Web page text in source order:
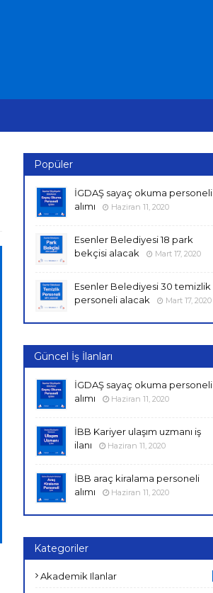
Popüler
İGDAŞ sayaç okuma personeli
alımı
Haziran 11, 2020
Esenler Belediyesi 18 park
bekçisi alacak
Mart 17, 2020
Esenler Belediyesi 30 temizlik
personeli alacak
Mart 17, 2020
Güncel İş İlanları
İGDAŞ sayaç okuma personeli
alımı
Haziran 11, 2020
İBB Kariyer ulaşım uzmanı iş
ilanı
Haziran 11, 2020
İBB araç kiralama personeli
alımı
Haziran 11, 2020
Kategoriler
Akademik Ilanlar